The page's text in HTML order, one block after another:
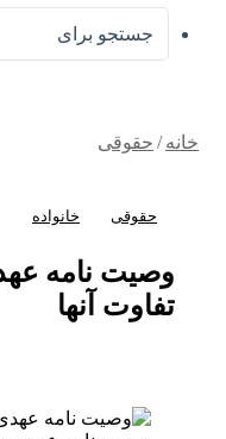
خانه / حقوقی
حقوقی خانواده
وصیت نامه
تفاوت آنها